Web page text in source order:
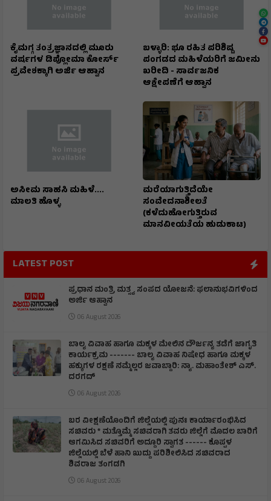
ಕೈಮಗ್ಗ ತಂತ್ರಜ್ಞಾನದಲ್ಲಿ ಮೂರು
ವರ್ಷಗಳ ಡಿಪ್ಲೋಮಾ ಕೋರ್ಸ್
ಪ್ರವೇಶಕ್ಕಾಗಿ ಅರ್ಜಿ ಆಹ್ವಾನ
ಬಳ್ಳಾರಿ: ಭೂ ರಹಿತ ಪರಿಶಿಷ್ಟ
ಪಂಗಡದ ಮಹಿಳೆಯರಿಗೆ ಜಮೀನು
ಖರೀದಿ - ಸಾರ್ವಜನಿಕ
ಆಕ್ಷೇಪಣೆಗೆ ಆಹ್ವಾನ
ಅಸೀಮ ಸಾಹಸಿ ಮಹಿಳೆ....
ಮಾಲತಿ ಹೊಳ್ಳ
ಮರೆಯಾಗುತ್ತಿದೆಯೇ
ಸಂವೇದನಾಶೀಲತೆ
(ಕಳೆದುಹೋಗುತ್ತಿರುವ
ಮಾನವೀಯತೆಯ ಹುಡುಕಾಟ)
LATEST POST
ಪ್ರಧಾನ ಮಂತ್ರಿ ಮತ್ಸ್ಯ ಸಂಪದ ಯೋಜನೆ: ಫಲಾನುಭವಿಗಳಿಂದ
ಅರ್ಜಿ ಆಹ್ವಾನ
06 August 2026
ಬಾಲ್ಯ ವಿವಾಹ ಹಾಗೂ ಮಕ್ಕಳ ಮೇಲಿನ ದೌರ್ಜನ್ಯ ತಡೆಗೆ ಜಾಗೃತಿ
ಕಾರ್ಯಕ್ರಮ ------- ಬಾಲ್ಯ ವಿವಾಹ ನಿಷೇಧ ಹಾಗೂ ಮಕ್ಕಳ
ಹಕ್ಕುಗಳ ರಕ್ಷಣೆ ನಮ್ಮೆಲ್ಲರ ಜವಾಬ್ದಾರಿ: ನ್ಯಾ. ಮಹಾಂತೇಶ್ ಎಸ್.
ದರಗದ್
06 August 2026
ಬರ ವೀಕ್ಷಣೆಯೊಂದಿಗೆ ಜಿಲ್ಲೆಯಲ್ಲಿ ಪುನಃ ಕಾರ್ಯಾರಂಭಿಸಿದ
ಸಚಿವರು * ಮತ್ತೊಮ್ಮೆ ಸಚಿವರಾಗಿ ತವರು ಜಿಲ್ಲೆಗೆ ಮೊದಲ ಬಾರಿಗೆ
ಆಗಮಿಸಿದ ಸಚಿವರಿಗೆ ಅದ್ದೂರಿ ಸ್ವಾಗತ ------ ಕೊಪ್ಪಳ
ಜಿಲ್ಲೆಯಲ್ಲಿ ಬೆಳೆ ಹಾನಿ ಖುದ್ದು ಪರಿಶೀಲಿಸಿದ ಸಚಿವರಾದ
ಶಿವರಾಜ ತಂಗಡಗಿ
06 August 2026